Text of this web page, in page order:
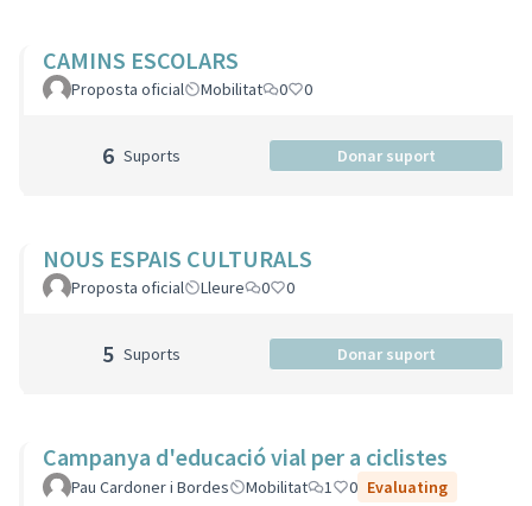
CAMINS ESCOLARS
Proposta oficial Mobilitat 0 0
6 Suports Donar suport
NOUS ESPAIS CULTURALS
Proposta oficial Lleure 0 0
5 Suports Donar suport
Campanya d'educació vial per a ciclistes
Pau Cardoner i Bordes Mobilitat 1 0 Evaluating